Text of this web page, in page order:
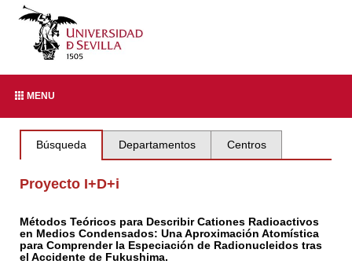
MENU
Búsqueda Departamentos Centros
Proyecto I+D+i
Métodos Teóricos para Describir Cationes Radioactivos
en Medios Condensados: Una Aproximación Atomística
para Comprender la Especiación de Radionucleidos tras
el Accidente de Fukushima.